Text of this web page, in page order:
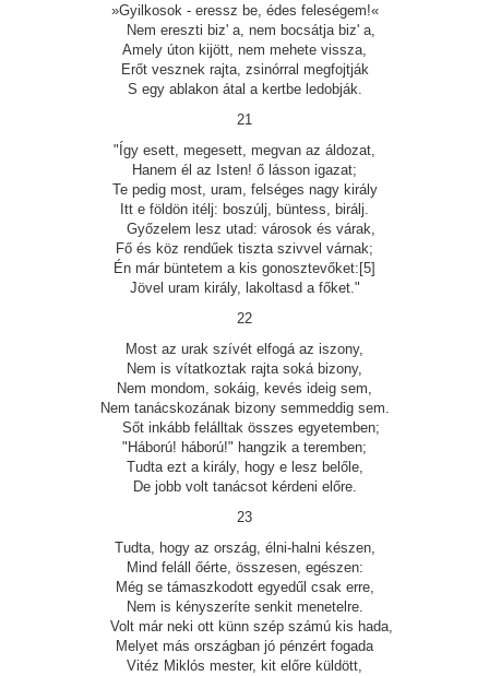
»Gyilkosok - eressz be, édes feleségem!«
Nem ereszti biz' a, nem bocsátja biz' a,
Amely úton kijött, nem mehete vissza,
Erőt vesznek rajta, zsinórral megfojtják
S egy ablakon átal a kertbe ledobják.
21
"Így esett, megesett, megvan az áldozat,
Hanem él az Isten! ő lásson igazat;
Te pedig most, uram, felséges nagy király
Itt e földön itélj: boszúlj, büntess, birálj.
Győzelem lesz utad: városok és várak,
Fő és köz rendűek tiszta szivvel várnak;
Én már büntetem a kis gonosztevőket:[5]
Jövel uram király, lakoltasd a főket."
22
Most az urak szívét elfogá az iszony,
Nem is vítatkoztak rajta soká bizony,
Nem mondom, sokáig, kevés ideig sem,
Nem tanácskozának bizony semmeddig sem.
Sőt inkább felálltak összes egyetemben;
"Háború! háború!" hangzik a teremben;
Tudta ezt a király, hogy e lesz belőle,
De jobb volt tanácsot kérdeni előre.
23
Tudta, hogy az ország, élni-halni készen,
Mind feláll őérte, összesen, egészen:
Még se támaszkodott egyedűl csak erre,
Nem is kényszeríte senkit menetelre.
Volt már neki ott künn szép számú kis hada,
Melyet más országban jó pénzért fogada
Vitéz Miklós mester, kit előre küldött,